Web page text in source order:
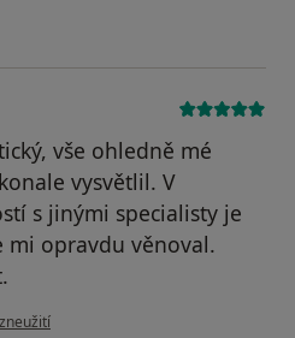
vše ohledně mé
vysvětlil. V
s jinými specialisty je
mi opravdu věnoval.
uživatele Kateřina Michnová